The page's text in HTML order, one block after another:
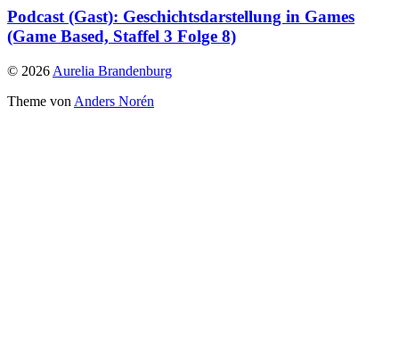
Podcast (Gast): Geschichtsdarstellung in Games
(Game Based, Staffel 3 Folge 8)
© 2026 Aurelia Brandenburg
Theme von Anders Norén